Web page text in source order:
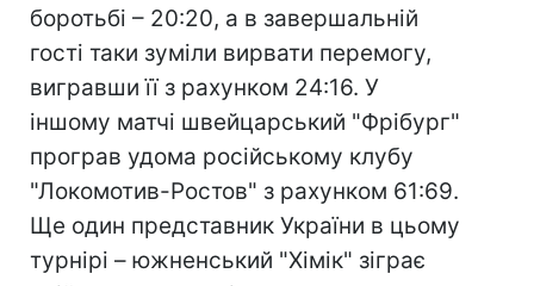
боротьбі – 20:20, а в завершальній
гості таки зуміли вирвати перемогу,
вигравши її з рахунком 24:16. У
іншому матчі швейцарський "Фрібург"
програв удома російському клубу
"Локомотив-Ростов" з рахунком 61:69.
Ще один представник України в цьому
турнірі – южненський "Хімік" зіграє